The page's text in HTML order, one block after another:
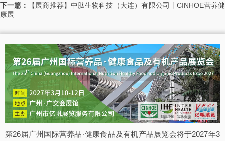
下一篇：
【展商推荐】中肽生物科技（大连）有限公司丨CINHOE营养健
康展
第26届广州国际营养品·健康食品及有机产品展览会将于2027年3